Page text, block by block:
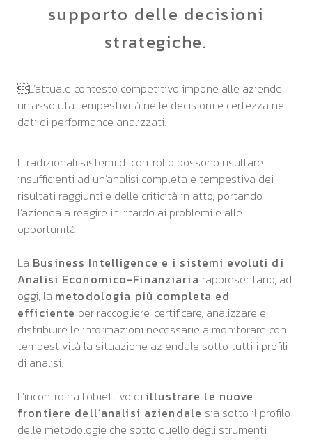
supporto delle decisioni
strategiche.
L’attuale contesto competitivo impone alle aziende
un’assoluta tempestività nelle decisioni e certezza nei
dati di performance analizzati.
I tradizionali sistemi di controllo possono risultare
insufficienti ad un’analisi completa e tempestiva dei
risultati raggiunti e delle criticità in atto, portando
l’azienda a reagire in ritardo ai problemi e alle
opportunità.
La Business Intelligence e i sistemi evoluti di
Analisi Economico-Finanziaria rappresentano, ad
oggi, la metodologia più completa ed
efficiente per raccogliere, certificare, analizzare e
distribuire le informazioni necessarie a monitorare con
tempestività la situazione aziendale sotto tutti i profili
di analisi.
L’incontro ha l’obiettivo di illustrare le nuove
frontiere dell’analisi aziendale sia sotto il profilo
delle metodologie che sotto quello degli strumenti